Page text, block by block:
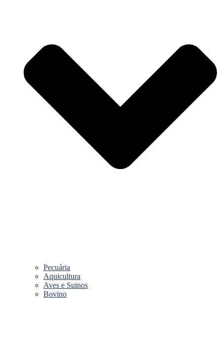
Pecuária
Aquicultura
Aves e Suinos
Bovino